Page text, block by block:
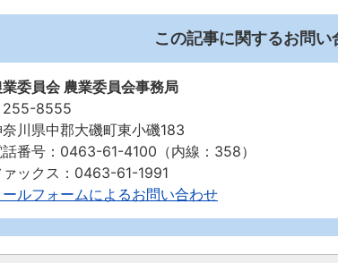
この記事に関するお問い
業委員会 農業委員会事務局
255-8555
川県中郡大磯町東小磯183
話番号：0463-61-4100（内線：358）
ァックス：0463-61-1991
ールフォームによるお問い合わせ